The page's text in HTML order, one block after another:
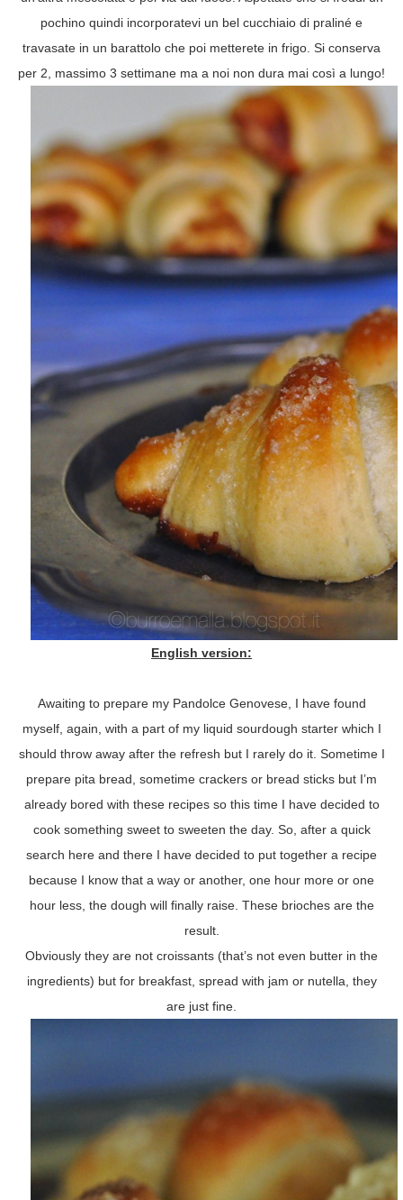
pochino quindi incorporatevi un bel cucchiaio di praliné e
travasate in un barattolo che poi metterete in frigo. Si conserva
per 2, massimo 3 settimane ma a noi non dura mai così a lungo!
English version:
Awaiting to prepare my Pandolce Genovese, I have found
myself, again, with a part of my liquid sourdough starter which I
should throw away after the refresh but I rarely do it. Sometime I
prepare pita bread, sometime crackers or bread sticks but I’m
already bored with these recipes so this time I have decided to
cook something sweet to sweeten the day. So, after a quick
search here and there I have decided to put together a recipe
because I know that a way or another, one hour more or one
hour less, the dough will finally raise. These brioches are the
result.
Obviously they are not croissants (that’s not even butter in the
ingredients) but for breakfast, spread with jam or nutella, they
are just fine.